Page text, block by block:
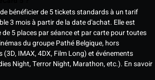
bénéficier de 5 tickets standards à un tarif
3 mois à partir de la date d'achat. Elle est
5 places par séance et par carte pour toutes
du groupe Pathé Belgique, hors
IMAX, 4DX, Film Long) et événements
Night, Terror Night, Marathon, etc.). En savoir